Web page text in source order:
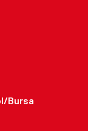
Bursa